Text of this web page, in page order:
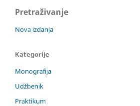
Pretraživanje
Nova izdanja
Kategorije
Monografija
Udžbenik
Praktikum